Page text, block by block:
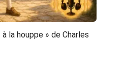
la houppe » de Charles